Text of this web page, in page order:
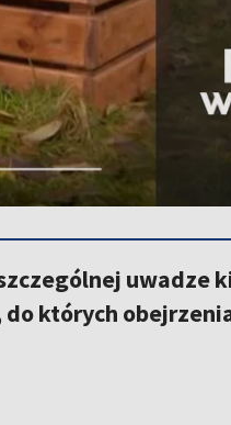
uwadze
których